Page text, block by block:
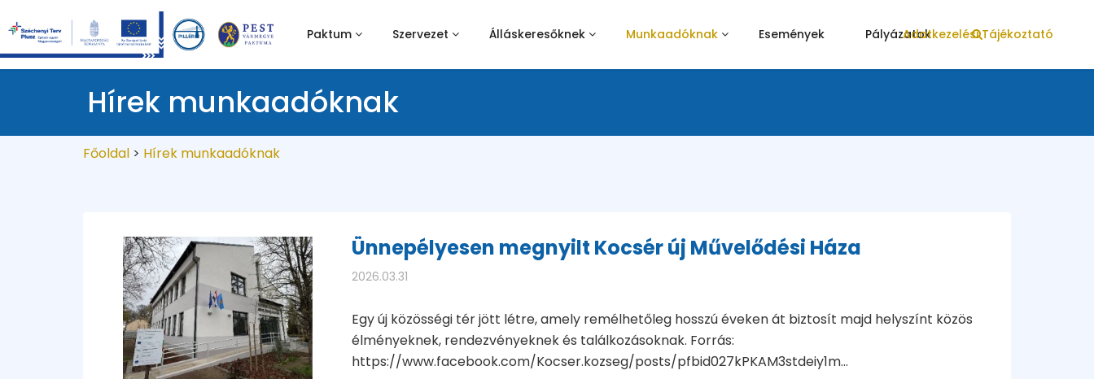
Paktum Szervezet Álláskeresőknek Munkaadóknak Események PályázatokAdatkezelési Tájékoztató
Hírek munkaadóknak
Főoldal > Hírek munkaadóknak
Ünnepélyesen megnyilt Kocsér új Művelődési Háza
2026.03.31
Egy új közösségi tér jött létre, amely remélhetőleg hosszú éveken át biztosít majd helyszínt közös
élményeknek, rendezvényeknek és találkozásoknak. Forrás:
https://www.facebook.com/Kocser.kozseg/posts/pfbid027kPKAM3stdeiy1m...